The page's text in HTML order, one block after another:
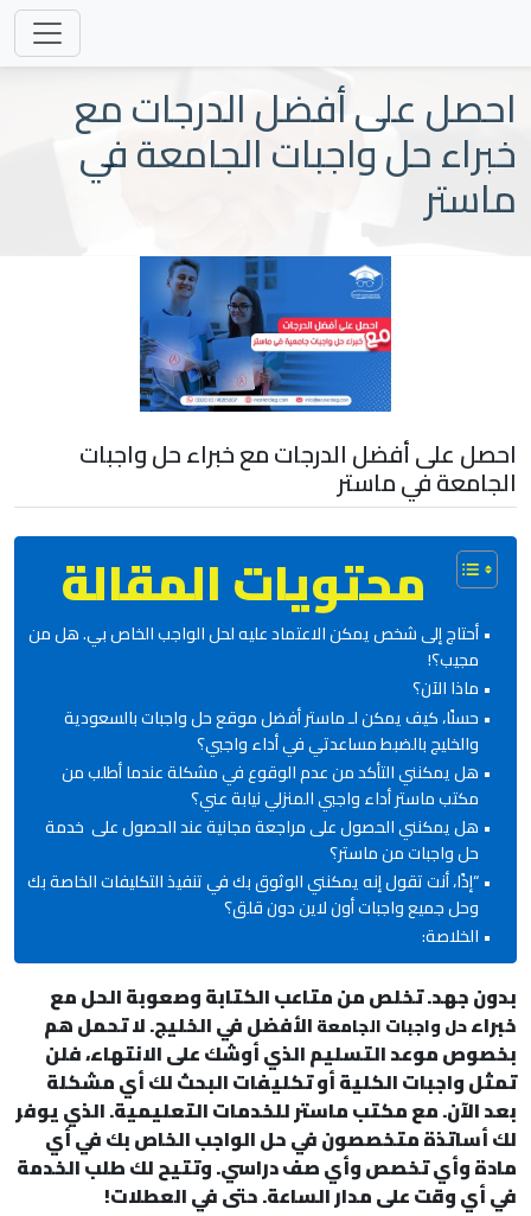
احصل على أفضل الدرجات مع
خبراء حل واجبات الجامعة في
ماستر
احصل على أفضل الدرجات مع خبراء حل واجبات
الجامعة في ماستر
محتويات المقالة
أحتاج إلى شخص يمكن الاعتماد عليه لحل الواجب الخاص بي. هل من
مجيب؟!
ماذا الآن؟
حسنًا، كيف يمكن لـ ماستر أفضل موقع حل واجبات بالسعودية
والخليج بالضبط مساعدتي في أداء واجبي؟
هل يمكنني التأكد من عدم الوقوع في مشكلة عندما أطلب من
مكتب ماستر أداء واجبي المنزلي نيابة عني؟
هل يمكنني الحصول على مراجعة مجانية عند الحصول على خدمة
حل واجبات من ماستر؟
“إذًا، أنت تقول إنه يمكنني الوثوق بك في تنفيذ التكليفات الخاصة بك
وحل جميع واجبات أون لاين دون قلق؟
الخلاصة:
بدون جهد. تخلص من متاعب الكتابة وصعوبة الحل مع
خبراءحل واجبات الجامعةالأفضل في الخليج. لا تحمل هم
بخصوص موعد التسليم الذي أوشك على الانتهاء، فلن
تمثل واجبات الكلية أو تكليفات البحث لك أي مشكلة
بعد الآن. مع مكتب ماستر للخدمات التعليمية. الذي يوفر
لك أساتذة متخصصون في حل الواجب الخاص بك في أي
مادة وأي تخصص وأي صف دراسي. وتتيح لك طلب الخدمة
في أي وقت على مدار الساعة. حتى في العطلات!